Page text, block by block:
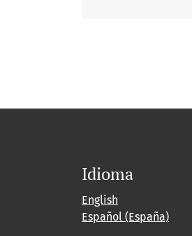
Idioma
English
Español (España)